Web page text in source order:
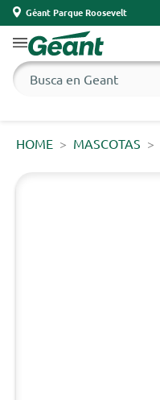
Géant Parque Roosevelt
HOME MASCOTAS